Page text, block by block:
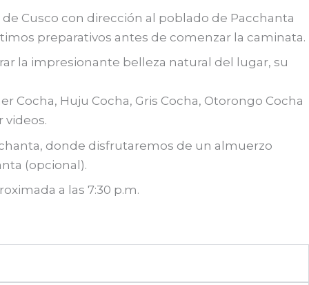
Cusco con dirección al poblado de Pacchanta
preparativos antes de comenzar la caminata.
la impresionante belleza natural del lugar, su
Cocha, Huju Cocha, Gris Cocha, Otorongo Cocha
videos.
donde disfrutaremos de un almuerzo
(opcional).
a las 7:30 p.m.